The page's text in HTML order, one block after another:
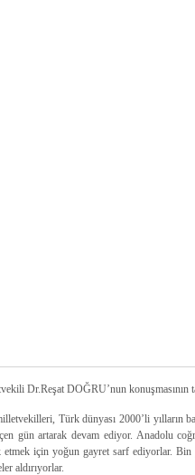
Dr.Reşat DOĞRU’nun konuşmasının
Türk dünyası 2000’li yılların
gün artarak devam ediyor. Anadolu
etmek için yoğun gayret sarf ediyorlar. Bin
aldırıyorlar.